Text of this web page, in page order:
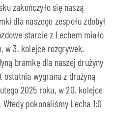
zakończyło się naszą
dla naszego zespołu zdobył
starcie z Lechem miało
w 3. kolejce rozgrywek.
bramkę dla naszej drużyny
ostatnia wygrana z drużyną
2025 roku, w 20. kolejce
pokonaliśmy Lecha 1:0